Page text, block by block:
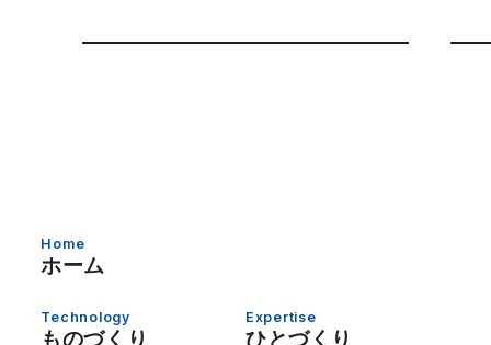
Home
ホーム
Technology
ものづくり
Expertise
ひとづくり